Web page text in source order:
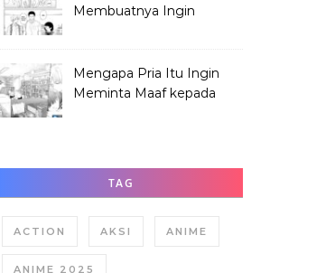
Membuatnya Ingin
Mengapa Pria Itu Ingin
Meminta Maaf kepada
TAG
ACTION AKSI ANIME
ANIME 2025